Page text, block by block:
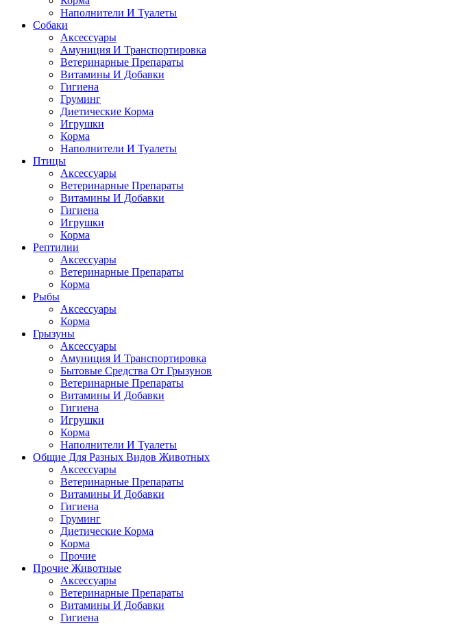
Наполнители И Туалеты
Собаки
Аксессуары
Амуниция И Транспортировка
Ветеринарные Препараты
Витамины И Добавки
Гигиена
Груминг
Диетические Корма
Игрушки
Корма
Наполнители И Туалеты
Птицы
Аксессуары
Ветеринарные Препараты
Витамины И Добавки
Гигиена
Игрушки
Корма
Рептилии
Аксессуары
Ветеринарные Препараты
Корма
Рыбы
Аксессуары
Корма
Грызуны
Аксессуары
Амуниция И Транспортировка
Бытовые Средства От Грызунов
Ветеринарные Препараты
Витамины И Добавки
Гигиена
Игрушки
Корма
Наполнители И Туалеты
Общие Для Разных Видов Животных
Аксессуары
Ветеринарные Препараты
Витамины И Добавки
Гигиена
Груминг
Диетические Корма
Корма
Прочие
Прочие Животные
Аксессуары
Ветеринарные Препараты
Витамины И Добавки
Гигиена